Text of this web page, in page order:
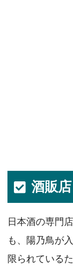
酒販
日本酒の専門
も、陽乃鳥が
限られている